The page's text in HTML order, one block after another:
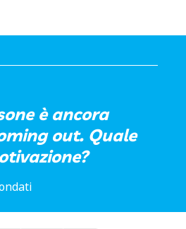
è ancora
out. Quale